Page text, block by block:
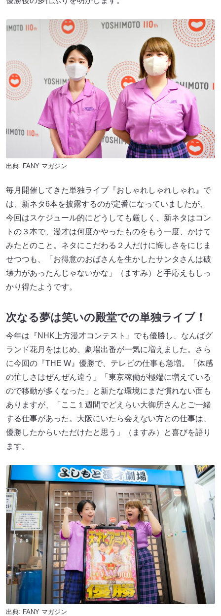
出典: FANY マガジン
毎月開催してきた単独ライブ『おしゃれしゃれしゃれ』で
は、新ネタ6本を披露するのが定番になっていましたが、
今回はスケジュール的にどうしても厳しく、新ネタはコン
トの３本で、漫才は何度かやったものをもう一度、かけて
みたとのこと。ネタにこだわる２人だけに悔しさをにじま
せつつも、「お得意のおばさんを生かしたサンタさんは破
壊力があったんじゃないかな」（ますみ）と手応えもしっ
かり得たようです。
次なる夢は笑いの殿堂での単独ライブ！
今年は『NHK上方漫才コンテスト』でも優勝し、なんばグ
ランド花月をはじめ、劇場出番が一気に増えました。さら
に今回の『THE W』優勝で、テレビの仕事も急増。「体感
の忙しさはぜんぜん違う」「東京稼働が極端に増えている
ので移動が多くなった」と新たな環境にまだ慣れない面も
ありますが、「ここ１週間でどえらい大御所さんとご一緒
する仕事があった。大阪にいたら会えない方との仕事は、
優勝したからいただけたと思う」（ますみ）と喜びを語り
ます。
出典: FANY マガジン